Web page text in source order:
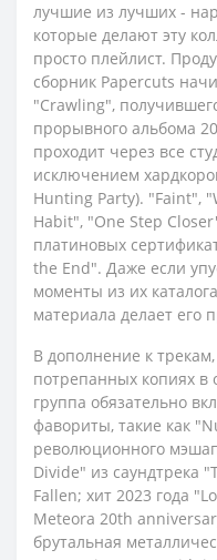
лучшие из лучших -
которые делают эту
просто плейлист.
сборник Papercuts
"Crawling",
прорывного альбома
проходит через все
исключением
Hunting Party). "Faint",
Habit", "One Step
платиновых
the End". Даже если
моменты из их
материала делает его
В дополнение к
потрепанных копиях в
группа обязательно
фавориты, такие как
революционного
Divide" из саундтрека
Fallen; хит 2023 года
Meteora 20th
брутальная